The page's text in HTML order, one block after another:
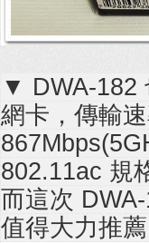
▼ DWA-182
網卡，傳輸
802.11ac 規
而這次
值得大力推